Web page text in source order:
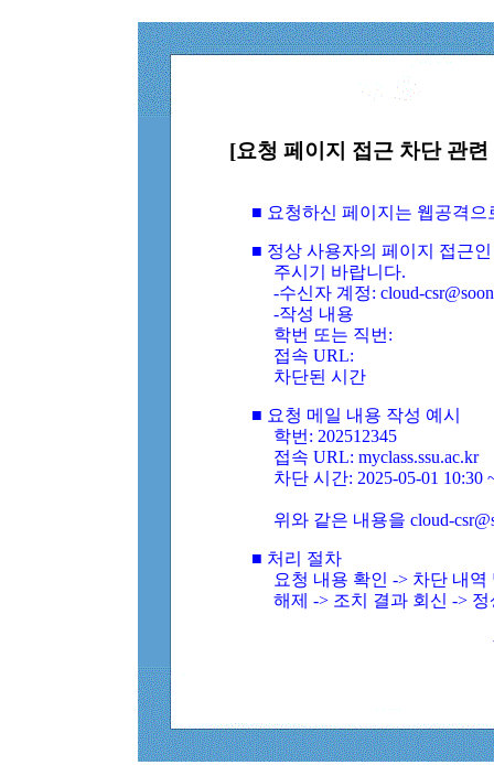
[요청 페이지 접근 차단 관
■ 요청하신 페이지는 웹공격
■ 정상 사용자의 페이지 접근
주시기 바랍니다.
-수신자 계정: cloud-
-작성 내용
학번 또는 직번:
접속 URL:
차단된 시간
■ 요청 메일 내용 작성 예시
학번: 202512345
접속 URL: myclass.ssu.ac.kr
차단 시간: 2025-05-01 10:30
위와 같은 내용을 cloud-
■ 처리 절차
요청 내용 확인 -> 차단 내
해제 -> 조치 결과 회신 ->